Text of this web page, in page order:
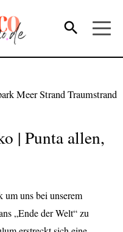
| Punta allen,
um uns bei unserem
„Ende der Welt“ zu